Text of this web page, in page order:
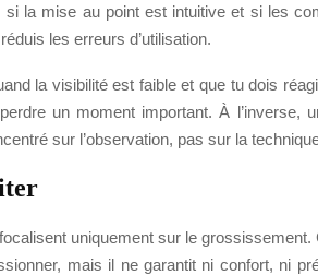
si la mise au point est intuitive et si les
les erreurs d’utilisation.
la visibilité est faible et que tu dois
un moment important. À l’inverse,
sur l’observation, pas sur la
uniquement sur le grossissement.
mais il ne garantit ni confort, ni